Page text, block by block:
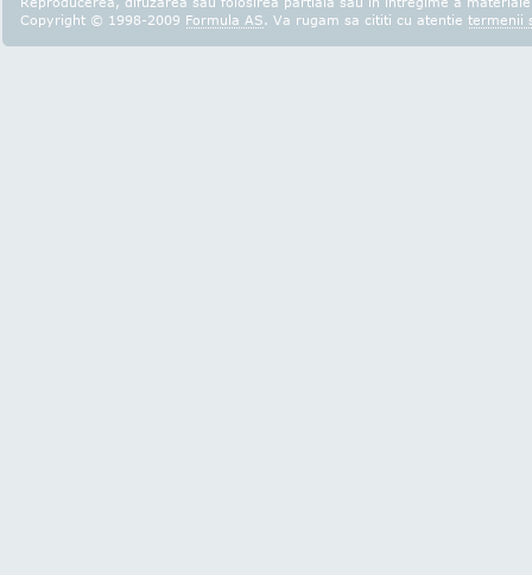
Copyright © 1998-2009 Formula AS. Va rugam sa cititi cu atentie termenii